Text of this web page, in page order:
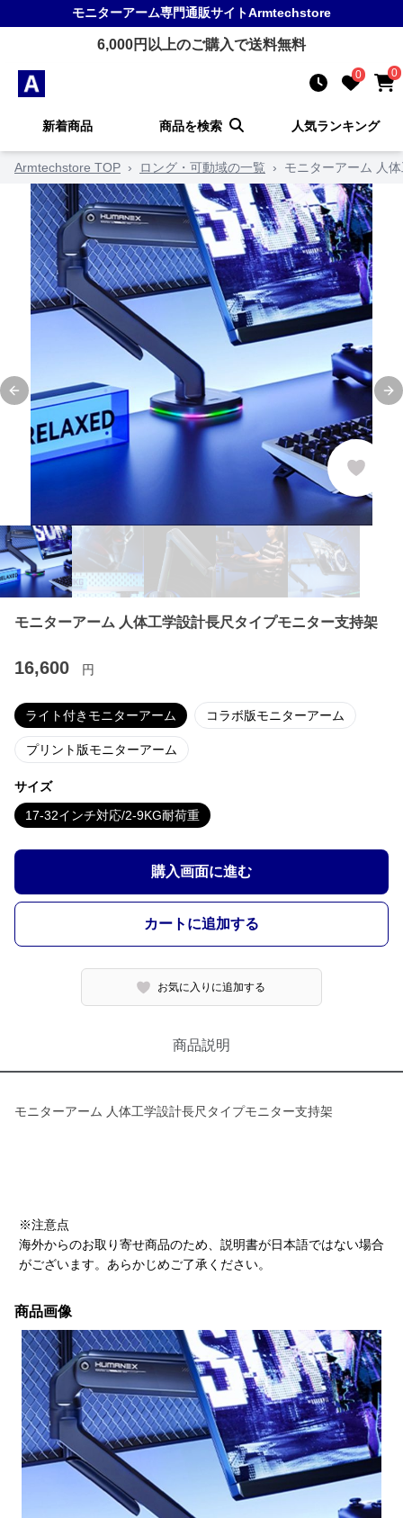
モニターアーム専門通販サイトArmtechstore
6,000円以上のご購入で送料無料
0 0
新着商品 商品を検索 人気ランキング
Armtechstore TOP › ロング・可動域の一覧 › モニターアーム 人
Previous slide
モニターアーム 人体工学設計長尺タイプモニター支持架
16,600 円
ライト付きモニターアーム コラボ版モニターアーム
プリント版モニターアーム
サイズ
17-32インチ対応/2-9KG耐荷重
購入画面に進む
カートに追加する
お気に入りに追加する
商品説明
モニターアーム 人体工学設計長尺タイプモニター支持架
※注意点
海外からのお取り寄せ商品のため、説明書が日本語ではない場合
がございます。あらかじめご了承ください。
商品画像